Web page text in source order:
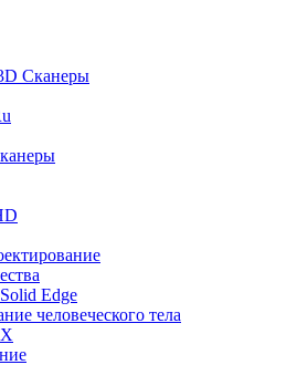
Сканеры
Edge
человеческого тела